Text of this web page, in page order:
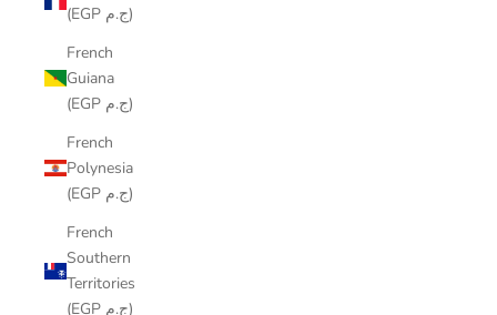
(EGP ج.م)
French
Guiana
(EGP ج.م)
French
Polynesia
(EGP ج.م)
French
Southern
Territories
(EGP ج.م)